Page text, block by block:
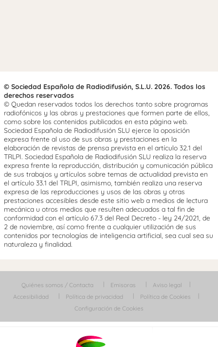
© Sociedad Española de Radiodifusión, S.L.U. 2026. Todos los
derechos reservados
© Quedan reservados todos los derechos tanto sobre programas
radiofónicos y las obras y prestaciones que formen parte de ellos,
como sobre los contenidos publicados en esta página web.
Sociedad Española de Radiodifusión SLU ejerce la oposición
expresa frente al uso de sus obras y prestaciones en la
elaboración de revistas de prensa prevista en el artículo 32.1 del
TRLPI. Sociedad Española de Radiodifusión SLU realiza la reserva
expresa frente la reproducción, distribución y comunicación pública
de sus trabajos y artículos sobre temas de actualidad prevista en
el artículo 33.1 del TRLPI, asimismo, también realiza una reserva
expresa de las reproducciones y usos de las obras y otras
prestaciones accesibles desde este sitio web a medios de lectura
mecánica u otros medios que resulten adecuados a tal fin de
conformidad con el artículo 67.3 del Real Decreto - ley 24/2021, de
2 de noviembre, así como frente a cualquier utilización de sus
contenidos por tecnologías de inteligencia artificial, sea cual sea su
naturaleza y finalidad.
Quiénes somos / Contacta Emisoras
Aviso legal
Accesibilidad
Política de privacidad
Política de Cookies
Configuración de Cookies